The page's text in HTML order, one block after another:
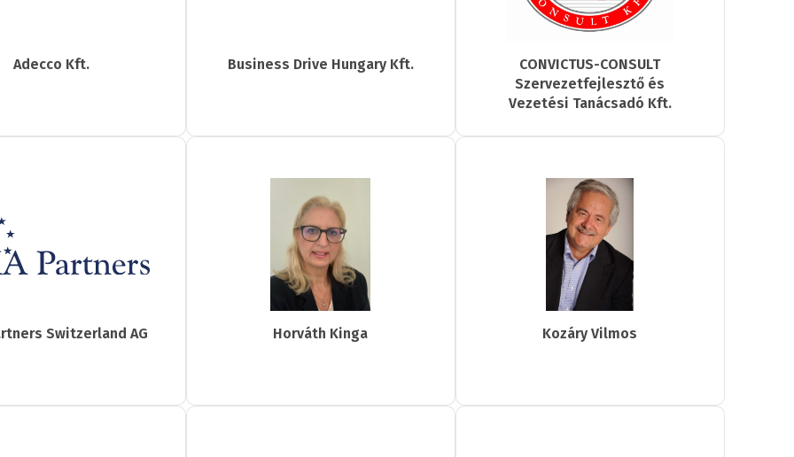
Adecco Kft. Business Drive Hungary Kft.
CONVICTUS-CONSULT
Szervezetfejlesztő és
Vezetési Tanácsadó Kft.
Switzerland AG Horváth Kinga Kozáry Vilmos